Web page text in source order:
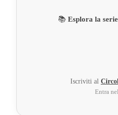
📚 Esplora la
Iscriviti al
Entra